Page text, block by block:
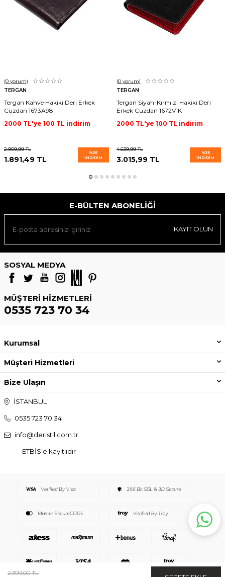
2.399,00TL
(0 yorum)
TERGAN
Tergan Kahve Hakiki Deri Erkek
Cüzdan 1673A98
2000 TL'ye 100 TL indirim
2.909,99TL
1.891,49 TL
%35
İNDIRIM
(0 yorum)
TERGAN
Tergan Siyah-Kırmızı Hakiki Deri
Erkek Cüzdan 1672V1K
2000 TL'ye 100 TL indirim
4.639,99TL
3.015,99 TL
%35
İNDIRIM
E-BÜLTEN ABONELIĞI
KAYIT OLUN
SOSYAL MEDYA
MÜŞTERI HIZMETLERI
0535 723 70 34
Kurumsal
Müşteri Hizmetleri
Bize Ulaşın
İSTANBUL
0535 723 70 34
info@deristil.com.tr
ETBİS'e kayıtlıdır